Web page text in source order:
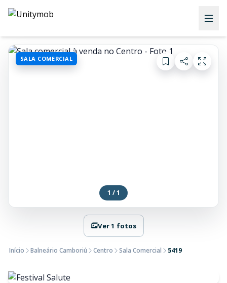
SALA COMERCIAL
1 / 1
Ver 1 fotos
Início Balneário Camboriú Centro Sala Comercial 5419